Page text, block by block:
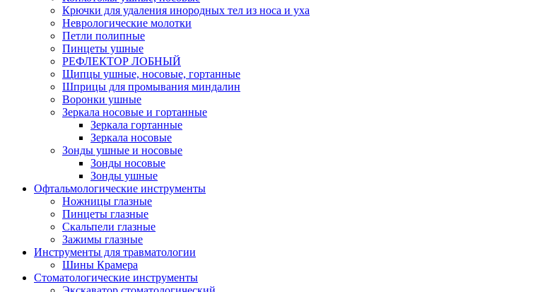
Крючки для удаления инородных тел из носа и уха
Неврологические молотки
Петли полипные
Пинцеты ушные
РЕФЛЕКТОР ЛОБНЫЙ
Щипцы ушные, носовые, гортанные
Шприцы для промывания миндалин
Воронки ушные
Зеркала носовые и гортанные
Зеркала гортанные
Зеркала носовые
Зонды ушные и носовые
Зонды носовые
Зонды ушные
Офтальмологические инструменты
Ножницы глазные
Пинцеты глазные
Скальпели глазные
Зажимы глазные
Инструменты для травматологии
Шины Крамера
Стоматологические инструменты